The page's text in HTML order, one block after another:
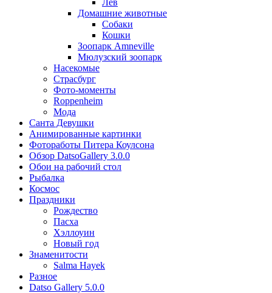
Домашние животные
Собаки
Кошки
Зоопарк Amneville
Мюлузский зоопарк
Насекомые
Страсбург
Фото-моменты
Roppenheim
Мода
Санта Девушки
Aнимированные картинки
Фотоработы Питера Коулсона
Обзор DatsoGallery 3.0.0
Обои на рабочий стол
Рыбалка
Космос
Праздники
Рождество
Пасха
Хэллоуин
Новый год
Знаменитости
Salma Hayek
Разное
Datso Gallery 5.0.0